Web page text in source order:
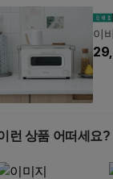
런 상품 어떠세요?